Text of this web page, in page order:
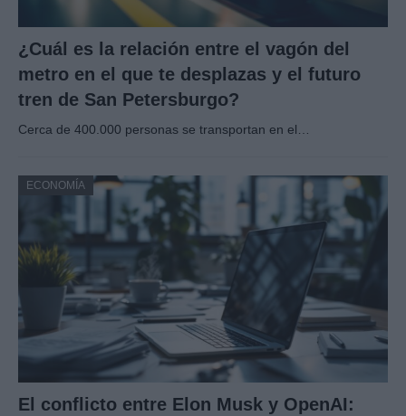
¿Cuál es la relación entre el vagón del
metro en el que te desplazas y el futuro
tren de San Petersburgo?
Cerca de 400.000 personas se transportan en el…
ECONOMÍA
El conflicto entre Elon Musk y OpenAI: